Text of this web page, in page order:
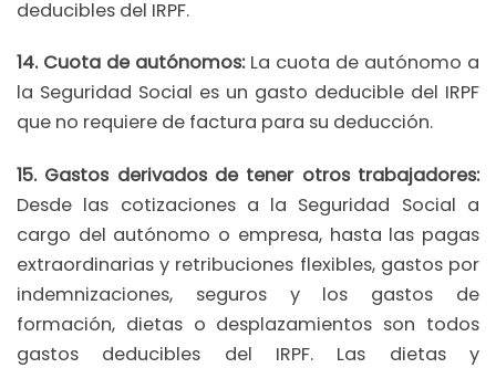
deducibles del IRPF.
14. Cuota de autónomos: La cuota de autónomo a
la Seguridad Social es un gasto deducible del IRPF
que no requiere de factura para su deducción.
15. Gastos derivados de tener otros trabajadores:
Desde las cotizaciones a la Seguridad Social a
cargo del autónomo o empresa, hasta las pagas
extraordinarias y retribuciones flexibles, gastos por
indemnizaciones, seguros y los gastos de
formación, dietas o desplazamientos son todos
gastos deducibles del IRPF. Las dietas y